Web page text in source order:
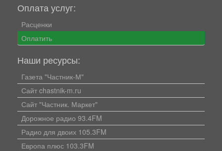
Оплата услуг:
Расценки
Оплатить
Наши ресурсы:
Газета "Частник-М"
Сайт chastnik-m.ru
Сайт "Частник. Маркет"
Дорожное радио 93.4FM
Радио для двоих 105.3FM
Европа плюс 103.3FM